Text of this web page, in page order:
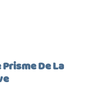
De La